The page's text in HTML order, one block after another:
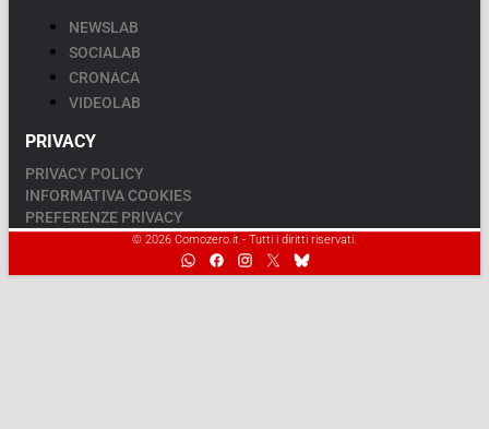
NEWSLAB
SOCIALAB
CRONACA
VIDEOLAB
PRIVACY
PRIVACY POLICY
INFORMATIVA COOKIES
PREFERENZE PRIVACY
© 2026 Comozero.it - Tutti i diritti riservati.